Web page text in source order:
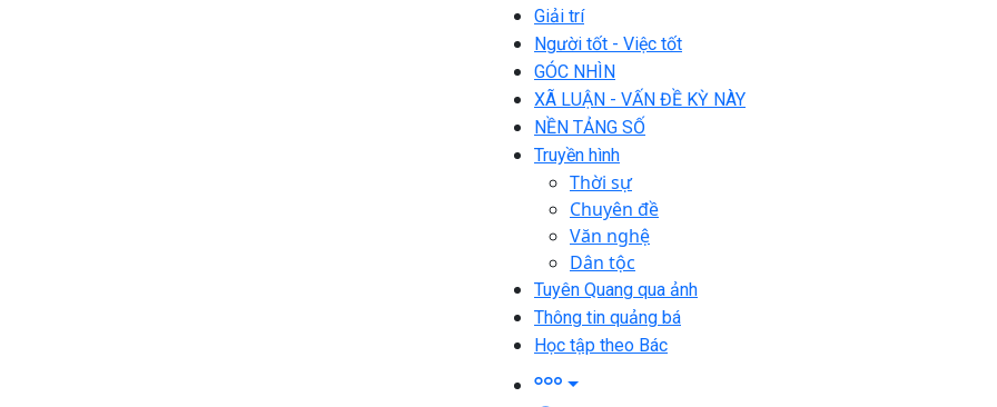
Giải trí
Người tốt - Việc tốt
GÓC NHÌN
XÃ LUẬN - VẤN ĐỀ KỲ NÀY
NỀN TẢNG SỐ
Truyền hình
Thời sự
Chuyên đề
Văn nghệ
Dân tộc
Tuyên Quang qua ảnh
Thông tin quảng bá
Học tập theo Bác